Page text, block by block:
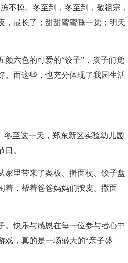
掉。冬至到，冬至到，敬祖宗，
，最长了；甜甜蜜蜜睡一觉；明天
六色的可爱的“饺子”，孩子们觉
。而这些，也充分体现了我园生活
至这一天，郑东新区实验幼儿园
。
里带来了案板、擀面杖、饺子盘
着，帮着爸爸妈妈们按皮、撒面
快乐与感恩在每一位参与者心中
戏，真的是一场盛大的“亲子盛